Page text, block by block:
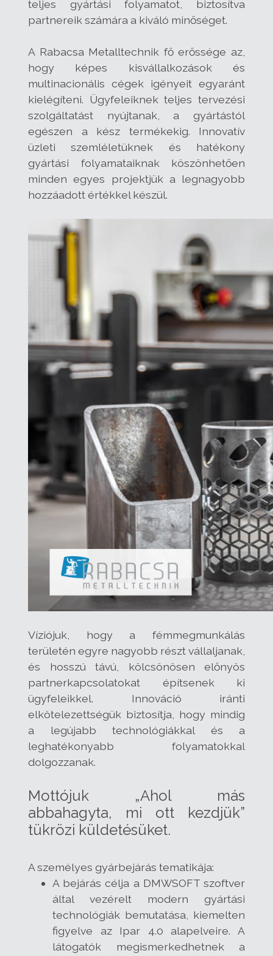
teljes gyártási folyamatot, biztosítva
partnereik számára a kiváló minőséget.
A Rabacsa Metalltechnik fő erőssége az,
hogy képes kisvállalkozások és
multinacionális cégek igényeit egyaránt
kielégíteni. Ügyfeleiknek teljes tervezési
szolgáltatást nyújtanak, a gyártástól
egészen a kész termékekig. Innovatív
üzleti szemléletüknek és hatékony
gyártási folyamataiknak köszönhetően
minden egyes projektjük a legnagyobb
hozzáadott értékkel készül.
Víziójuk, hogy a fémmegmunkálás
területén egyre nagyobb részt vállaljanak,
és hosszú távú, kölcsönösen előnyös
partnerkapcsolatokat építsenek ki
ügyfeleikkel. Innováció iránti
elkötelezettségük biztosítja, hogy mindig
a legújabb technológiákkal és a
leghatékonyabb folyamatokkal
dolgozzanak.
Mottójuk „Ahol más
abbahagyta, mi ott kezdjük”
tükrözi küldetésüket.
A személyes gyárbejárás tematikája:
A bejárás célja a DMWSOFT szoftver
által vezérelt modern gyártási
technológiák bemutatása, kiemelten
figyelve az Ipar 4.0 alapelveire. A
látogatók megismerkedhetnek a